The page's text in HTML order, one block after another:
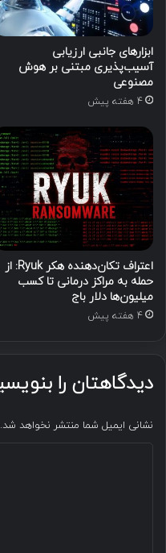
ابزارهای جانبی ارزیابی
آسیب‌پذیری مبتنی بر هوش
مصنوعی
4 هفته پیش
اعتراف تکان‌دهنده هکر Ryuk: از
حمله به مراکز درمانی تا کسب
میلیون‌ها دلار باج
4 هفته پیش
دیدگاهتان را
نشانی ایمیل شما منتشر نخواهد شد.